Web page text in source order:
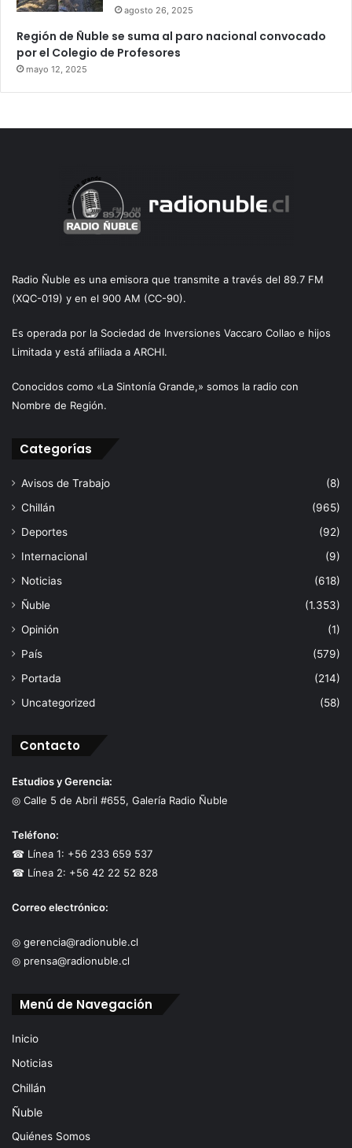
agosto 26, 2025
Región de Ñuble se suma al paro nacional convocado
por el Colegio de Profesores
mayo 12, 2025
Radio Ñuble es una emisora que transmite a través del 89.7 FM
(XQC-019) y en el 900 AM (CC-90).
Es operada por la Sociedad de Inversiones Vaccaro Collao e hijos
Limitada y está afiliada a ARCHI.
Conocidos como «La Sintonía Grande,» somos la radio con
Nombre de Región.
Categorías
Avisos de Trabajo
(8)
Chillán
(965)
Deportes
(92)
Internacional
(9)
Noticias
(618)
Ñuble
(1.353)
Opinión
(1)
País
(579)
Portada
(214)
Uncategorized
(58)
Contacto
Estudios y Gerencia:
◎ Calle 5 de Abril #655, Galería Radio Ñuble
Teléfono:
☎ Línea 1: +56 233 659 537
☎ Línea 2: +56 42 22 52 828
Correo electrónico:
◎ gerencia@radionuble.cl
◎ prensa@radionuble.cl
Menú de Navegación
Inicio
Noticias
Chillán
Ñuble
Quiénes Somos